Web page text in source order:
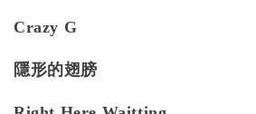
Crazy G
隱形的翅膀